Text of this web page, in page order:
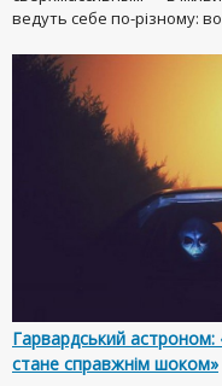
ведуть себе по-різному:
Гарвардський
стане справжнім шоком»